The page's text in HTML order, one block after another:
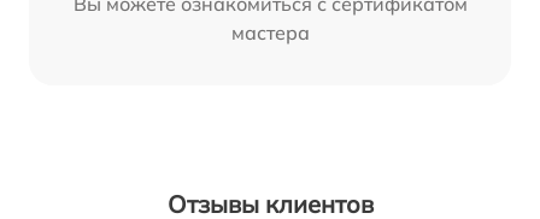
мастера
Отзывы клиентов